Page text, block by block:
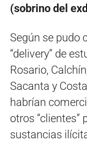
(sobrino del
Según se pudo
“delivery” de
Rosario,
Sacanta y
habrían
otros “clientes”
sustancias